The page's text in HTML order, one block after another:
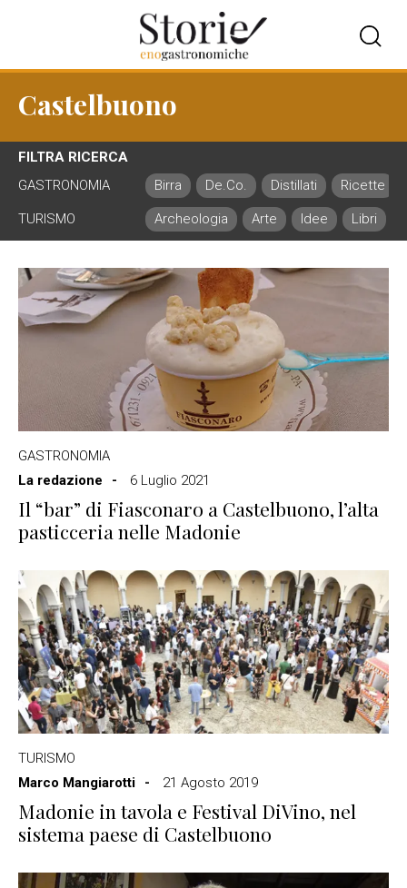
Castelbuono
FILTRA RICERCA
GASTRONOMIA
Birra De.Co. Distillati Ricette
TURISMO Archeologia Arte Idee Libri
GASTRONOMIA
La redazione
6 Luglio 2021
Il “bar” di Fiasconaro a Castelbuono, l’alta
pasticceria nelle Madonie
TURISMO
Marco Mangiarotti
21 Agosto 2019
Madonie in tavola e Festival DiVino, nel
sistema paese di Castelbuono